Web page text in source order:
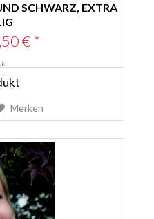
SCHWARZ, EXTRA
€ *
Merken